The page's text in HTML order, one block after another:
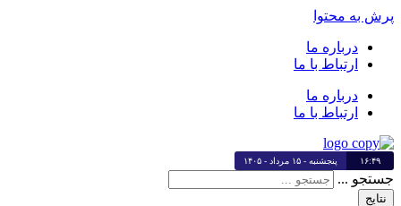
پرش به محتوا
درباره ما
ارتباط با ما
درباره ما
ارتباط با ما
۱۶:۴۹ پنجشنبه - ۱۵ مرداد - ۱۴۰۵
جستجو ...
نتایج